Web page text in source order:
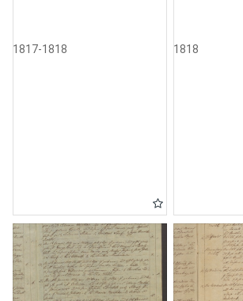
1817-1818 1818